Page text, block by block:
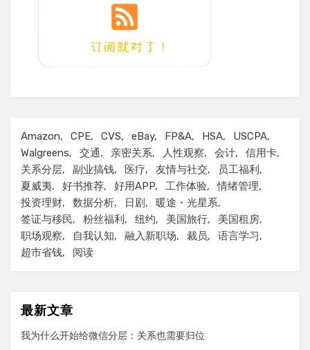
Amazon CPE CVS eBay FP&A HSA
USCPA
Walgreens
交通 亲密关系 人性观察 会计
信用卡
关系分层
副业搞钱 医疗 友情与社交
员工福利
夏威夷
好书推荐 好用APP 工作体验
情绪管理
投资理财
数据分析 日剧
暖途・光星系
签证与移民
粉丝福利 纽约 美国旅行
美国租房
职场观察
自我认知 融入新职场 裁员
语言学习
超市省钱
阅读
最新文章
我为什么开始给微信分层：关系也需要归位